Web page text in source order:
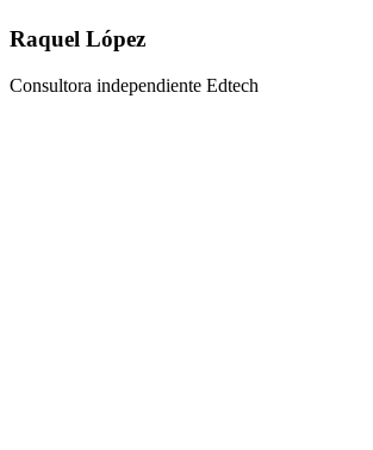
Raquel López
Consultora independiente Edtech